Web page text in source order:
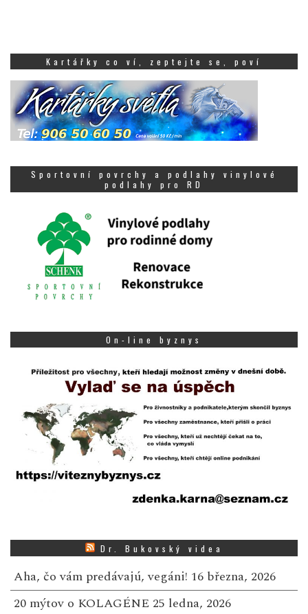
Kartářky co ví, zeptejte se, poví
Sportovní povrchy a podlahy vinylové
podlahy pro RD
On-line byznys
Dr. Bukovský videa
Aha, čo vám predávajú, vegáni! 16 března, 2026
20 mýtov o KOLAGÉNE 25 ledna, 2026